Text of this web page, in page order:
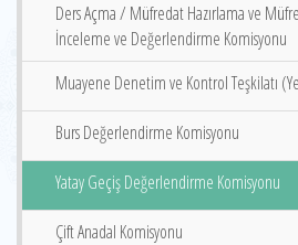
Ders Açma / Müfredat Hazırlama ve
İnceleme ve Değerlendirme Komisyonu
Muayene Denetim ve Kontrol Teşkilatı
Burs Değerlendirme Komisyonu
Yatay Geçiş Değerlendirme Komisyonu
Çift Anadal Komisyonu